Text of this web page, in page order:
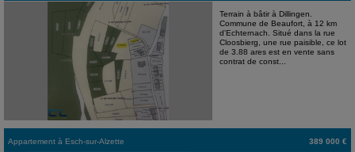
Terrain à bâtir à Dillingen.
Commune de Beaufort, à 12 km
d'Echternach. Situé dans la rue
Cloosbierg, une rue paisible, ce lot
de 3.88 ares est en vente sans
contrat de const...
Appartement à Esch-sur-Alzette 389 000 €